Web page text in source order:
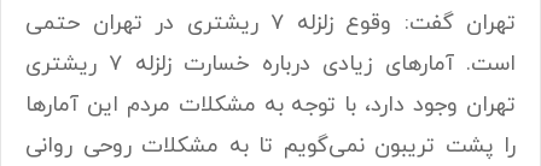
تهران گفت: وقوع زلزله ۷ ریشتری در تهران حتمی
است. آمار‌های زیادی درباره خسارت زلزله ۷ ریشتری
تهران وجود دارد، با توجه به مشکلات مردم این آمار‌ها
را پشت تریبون نمی‌گویم تا به مشکلات روحی روانی